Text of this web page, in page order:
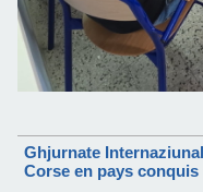
Ghjurnate
Corse en pays conquis